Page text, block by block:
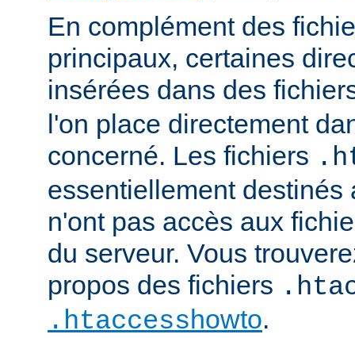
En complément des
principaux, certaines
insérées dans des
l'on place directement
concerné. Les fichiers
essentiellement destinés
n'ont pas accès aux
du serveur. Vous
propos des fichiers
.htaccesshowto.